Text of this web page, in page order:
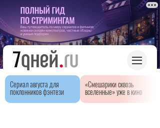
Сериал августа для
поклонников фэнтези
«Смешарики сквозь
вселенные» уже в кино